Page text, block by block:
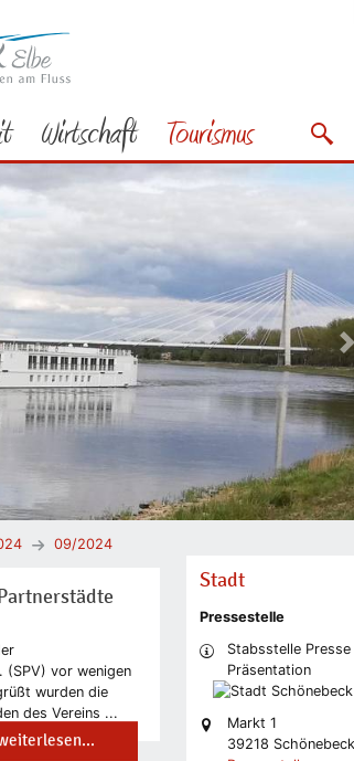
Wirtschaft Tourismus
09/2024
(SPV) vor wenigen
wurden die
des Vereins ...
Stadt
Pressestelle
Stabsstelle Presse
Präsentation
Markt 1
39218